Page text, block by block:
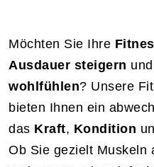
Möchten Sie Ihre
Ausdauer steigern
wohlfühlen? Unsere
bieten Ihnen ein
das Kraft, Kondition
Ob Sie gezielt Muskeln